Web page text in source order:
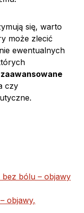
się, warto
może zlecić
ewentualnych
zaawansowane
czy
bólu – objawy
objawy,